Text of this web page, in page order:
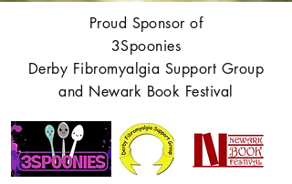
Proud Sponsor of
3Spoonies
Derby Fibromyalgia Support Group
and Newark Book Festival